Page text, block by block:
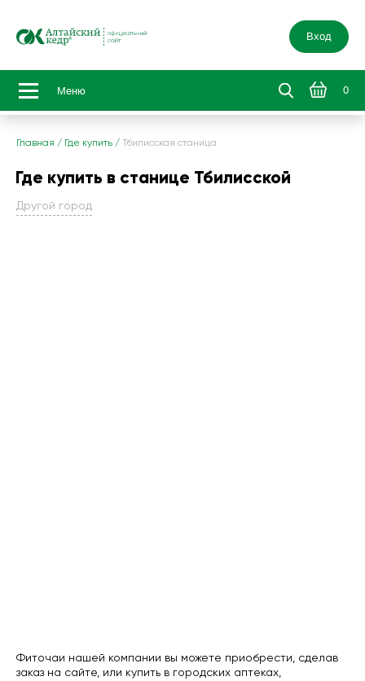
Вход
Меню 0
Главная / Где купить / Тбилисская станица
Где купить в станице Тбилисской
Другой город
Фиточаи нашей компании вы можете приобрести, сделав
заказ на сайте, или купить в городских аптеках,